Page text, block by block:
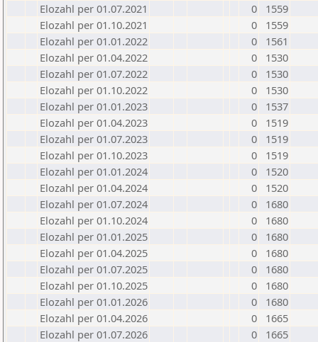
Elozahl per 01.07.2021
0
1559
Elozahl per 01.10.2021
0
1559
Elozahl per 01.01.2022
0
1561
Elozahl per 01.04.2022
0
1530
Elozahl per 01.07.2022
0
1530
Elozahl per 01.10.2022
0
1530
Elozahl per 01.01.2023
0
1537
Elozahl per 01.04.2023
0
1519
Elozahl per 01.07.2023
0
1519
Elozahl per 01.10.2023
0
1519
Elozahl per 01.01.2024
0
1520
Elozahl per 01.04.2024
0
1520
Elozahl per 01.07.2024
0
1680
Elozahl per 01.10.2024
0
1680
Elozahl per 01.01.2025
0
1680
Elozahl per 01.04.2025
0
1680
Elozahl per 01.07.2025
0
1680
Elozahl per 01.10.2025
0
1680
Elozahl per 01.01.2026
0
1680
Elozahl per 01.04.2026
0
1665
Elozahl per 01.07.2026
0
1665